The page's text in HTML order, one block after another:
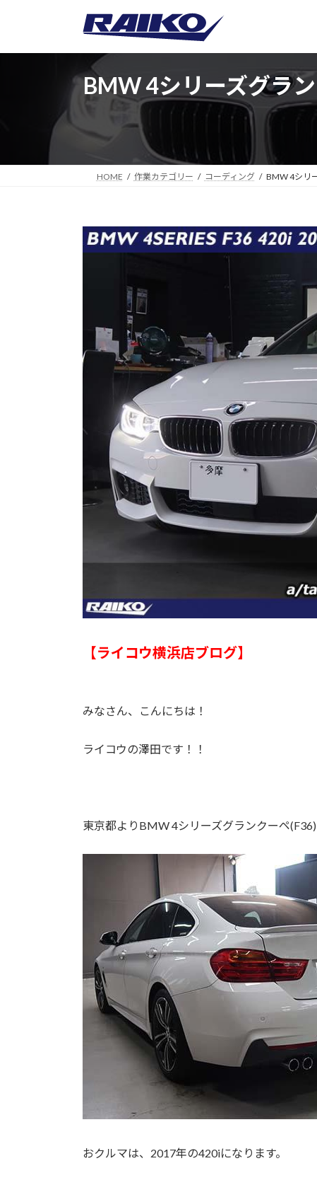
BMW 4シリーズグラ
HOME 作業カテゴリー コーディング BMW 4シリ
【ライコウ横浜店ブログ】
みなさん、こんにちは！
ライコウの澤田です！！
東京都よりBMW 4シリーズグランクーペ
おクルマは、2017年の420iになります。